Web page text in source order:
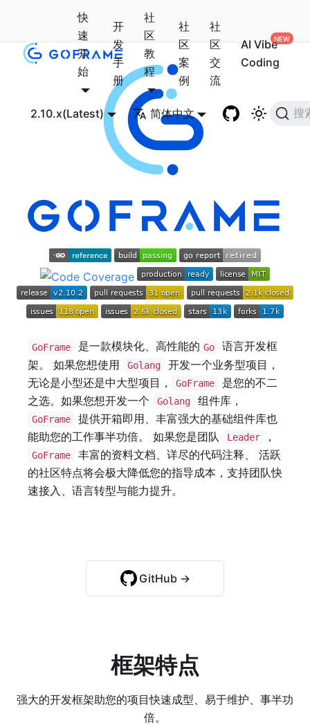
快
速
开
始
开
发
手
册
社
区
教
程
社
区
案
例
社
区
交
流
AI Vibe
Coding
2.10.x(Latest) 简体中文 搜
GoFrame 是一款模块化、高性能的 Go
语言开发框
架。 如果您想使用
Golang
开发一个业务型项目，
无论是小型还是中大型项目，
GoFrame
是您的不二
之选。如果您想开发一个
Golang 组件库，
GoFrame
提供开箱即用、丰富强大的基础组件库也
能助您的工作事半功倍。 如果您是团队
Leader ，
GoFrame
丰富的资料文档、详尽的代码注释、 活跃
的社区特点将会极大降低您的指导成本，支持团队快
速接入、语言转型与能力提升。
GitHub →
框架特点
强大的开发框架助您的项目快速成型、易于维护、事半功
倍。